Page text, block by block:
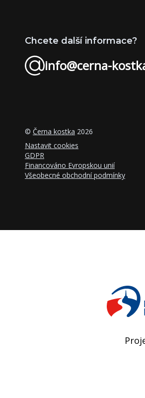
Chcete další informace?
info@cerna-
© Černa kostka 2026
Nastavit cookies
GDPR
Financováno Evropskou unií
Všeobecné obchodní podmínky